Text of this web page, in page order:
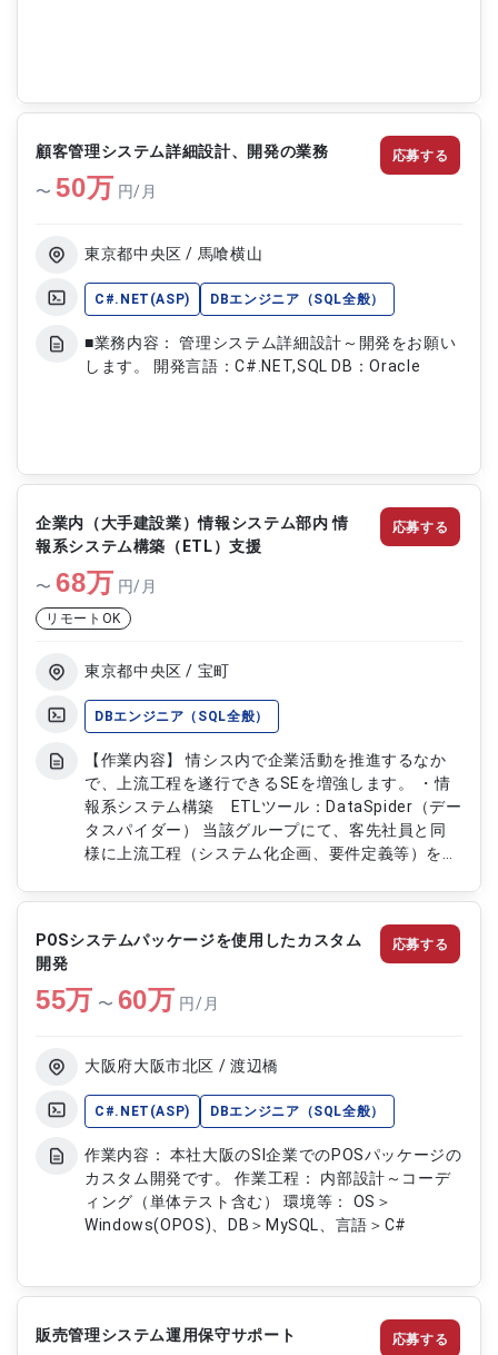
顧客管理システム詳細設計、開発の業務
〜 50万 円/月
東京都中央区 / 馬喰横山
C#.NET(ASP) DBエンジニア（SQL全般）
■業務内容： 管理システム詳細設計～開発をお願い
します。 開発言語：C#.NET,SQL DB：Oracle
応募する
企業内（大手建設業）情報システム部内 情
報系システム構築（ETL）支援
〜 68万 円/月
リモートOK
東京都中央区 / 宝町
DBエンジニア（SQL全般）
【作業内容】 情シス内で企業活動を推進するなか
で、上流工程を遂行できるSEを増強します。 ・情
報系システム構築 ETLツール：DataSpider（デー
タスパイダー） 当該グループにて、客先社員と同
様に上流工程（システム化企画、要件定義等）を行
応募する
POSシステムパッケージを使用したカスタム
開発
55万 〜 60万 円/月
大阪府大阪市北区 / 渡辺橋
C#.NET(ASP) DBエンジニア（SQL全般）
作業内容： 本社大阪のSI企業でのPOSパッケージの
カスタム開発です。 作業工程： 内部設計～コーデ
ィング（単体テスト含む） 環境等： OS＞
Windows(OPOS)、DB＞MySQL、言語＞C#
応募する
販売管理システム運用保守サポート 応募する